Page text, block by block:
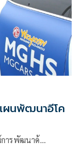
ผนพัฒนาอีโค
การพัฒนาด้…